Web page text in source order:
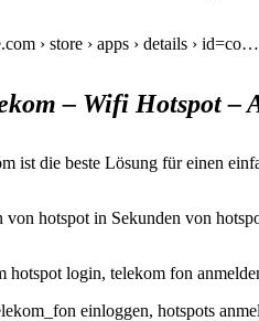
› store › apps › details › id=co…
– Wifi Hotspot –
ist die beste Lösung für einen
von hotspot in Sekunden von
hotspot login, telekom fon
einloggen, hotspots